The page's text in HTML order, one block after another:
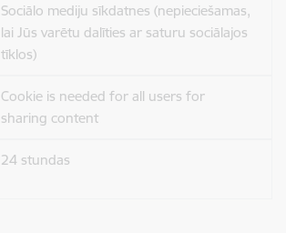
Sociālo mediju sīkdatnes (nepieciešamas,
lai Jūs varētu dalīties ar saturu sociālajos
tīklos)
Cookie is needed for all users for
sharing content
24 stundas